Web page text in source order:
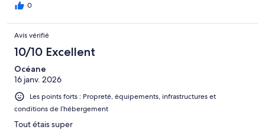
0
Avis vérifié
10/10 Excellent
Océane
16 janv. 2026
Les points forts : Propreté, équipements, infrastructures et
conditions de l’hébergement
Tout étais super